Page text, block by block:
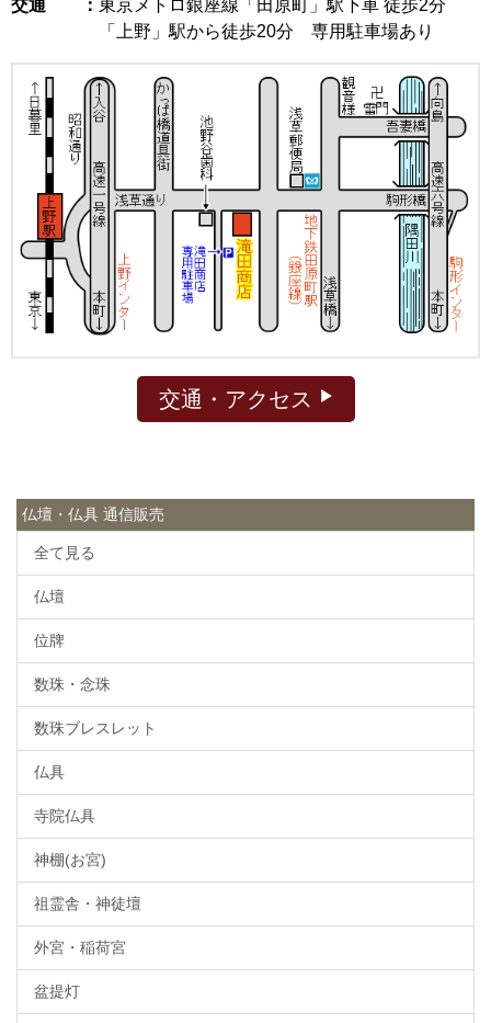
交通 ： 東京メトロ銀座線「田原町」駅下車 徒歩2分
「上野」駅から徒歩20分 専用駐車場あり
交通・アクセス
仏壇・仏具 通信販売
全て見る
仏壇
位牌
数珠・念珠
数珠ブレスレット
仏具
寺院仏具
神棚(お宮)
祖霊舎・神徒壇
外宮・稲荷宮
盆提灯